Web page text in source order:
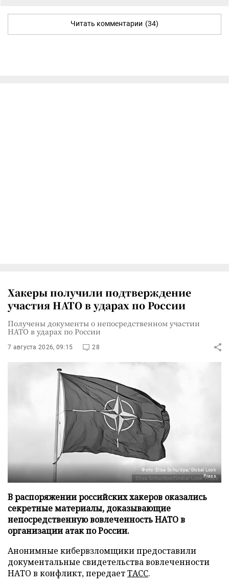
Читать комментарии (34)
Хакеры получили подтверждение
участия НАТО в ударах по России
Получены документы о непосредственном участии
НАТО в ударах по России
7 августа 2026, 09:15 28
Фото: Elisa Schu/dpa/Global Look
Press
В распоряжении российских хакеров оказались
секретные материалы, доказывающие
непосредственную вовлеченность НАТО в
организации атак по России.
Анонимные кибервзломщики предоставили
документальные свидетельства вовлеченности
НАТО в конфликт, передаетТАСС.